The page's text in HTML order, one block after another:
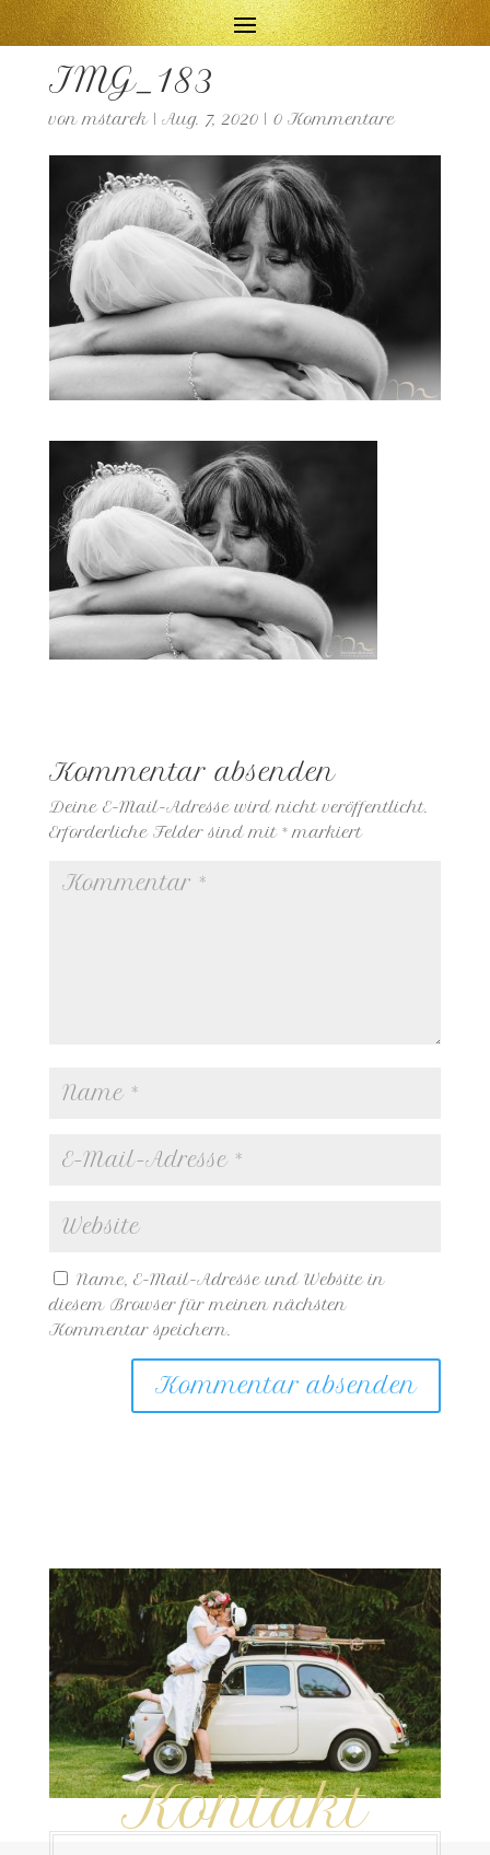
IMG_183
vonmstarek| Aug. 7, 2020| 0 Kommentare
Kommentar absenden
Deine E-Mail-Adresse wird nicht veröffentlicht.
Erforderliche Felder sind mit *markiert
Name, E-Mail-Adresse und Website in
diesem Browser für meinen nächsten
Kommentar speichern.
Kontakt